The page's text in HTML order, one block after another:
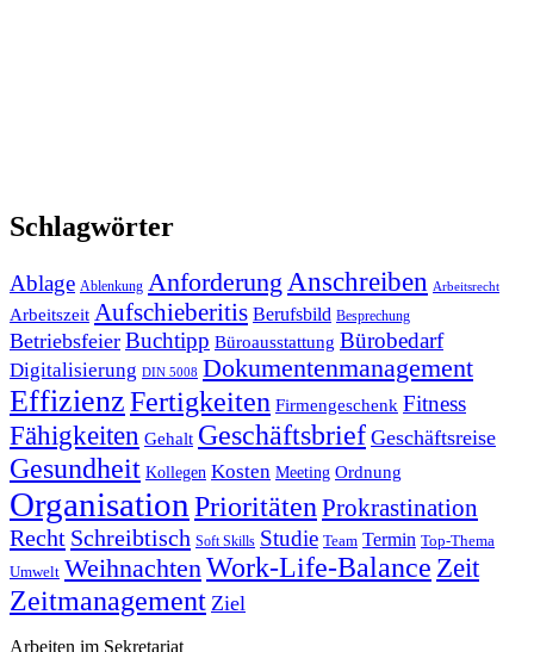
Schlagwörter
Ablage Ablenkung Anforderung Anschreiben Arbeitsrecht
Arbeitszeit Aufschieberitis Berufsbild Besprechung
Betriebsfeier Buchtipp Büroausstattung Bürobedarf
Digitalisierung DIN 5008 Dokumentenmanagement
EffizienzFertigkeiten Firmengeschenk Fitness
Fähigkeiten Gehalt Geschäftsbrief Geschäftsreise
Gesundheit Kollegen Kosten Meeting Ordnung
Organisation Prioritäten Prokrastination
Recht Schreibtisch Soft Skills Studie Team Termin Top-Thema
Umwelt Weihnachten Work-Life-Balance Zeit
Zeitmanagement Ziel
Arbeiten im Sekretariat